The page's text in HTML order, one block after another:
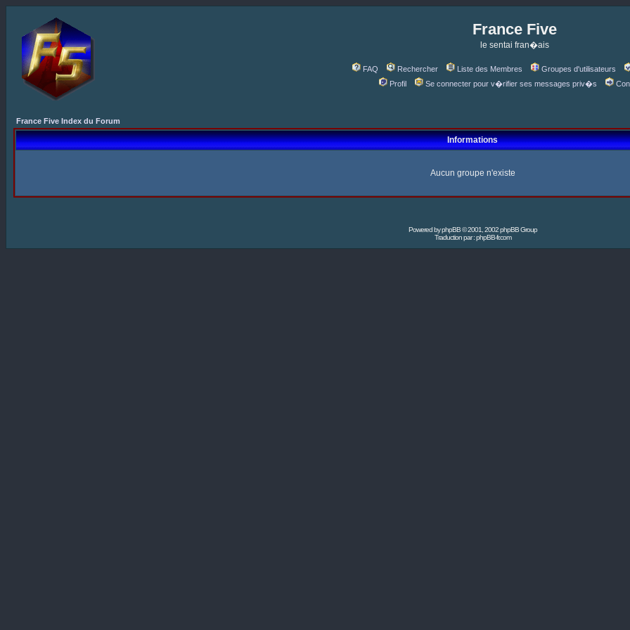
France Five
le sentai fran�ais
FAQ Rechercher Liste des Membres Groupes d'utilisateurs
Profil
Se connecter pour v�rifier ses messages priv�s
France Five Index du Forum
Informations
Aucun groupe n'existe
Powered byphpBB© 2001, 2002 phpBB Group
Traduction par :phpBB-fr.com